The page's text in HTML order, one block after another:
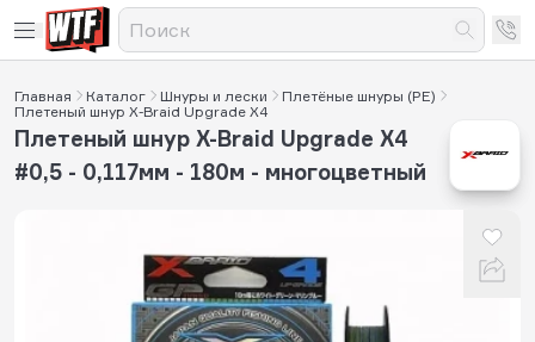
Главная Каталог Шнуры и лески
Плетёные шнуры (PE)
Плетеный шнур X-Braid Upgrade X4
Плетеный шнур X-Braid Upgrade X4
#0,5 - 0,117мм - 180м - многоцветный